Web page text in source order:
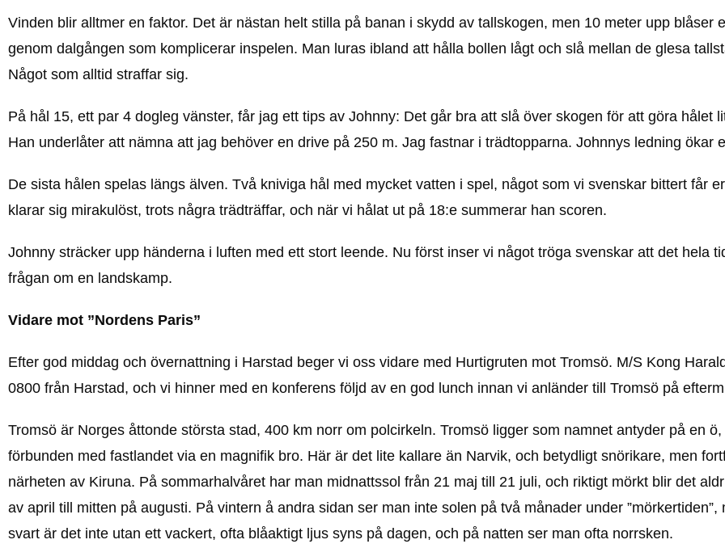
Vinden blir alltmer en faktor. Det är nästan helt stilla på banan i skydd av tallskogen, men 10 meter upp blåser
genom dalgången som komplicerar inspelen. Man luras ibland att hålla bollen lågt och slå mellan de glesa
Något som alltid straffar sig.
På hål 15, ett par 4 dogleg vänster, får jag ett tips av Johnny: Det går bra att slå över skogen för att göra hålet
Han underlåter att nämna att jag behöver en drive på 250 m. Jag fastnar i trädtopparna. Johnnys ledning ökar
De sista hålen spelas längs älven. Två kniviga hål med mycket vatten i spel, något som vi svenskar bittert får
klarar sig mirakulöst, trots några trädträffar, och när vi hålat ut på 18:e summerar han scoren.
Johnny sträcker upp händerna i luften med ett stort leende. Nu först inser vi något tröga svenskar att det hela
frågan om en landskamp.
Vidare mot ”Nordens Paris”
Efter god middag och övernattning i Harstad beger vi oss vidare med Hurtigruten mot Tromsö. M/S Kong
0800 från Harstad, och vi hinner med en konferens följd av en god lunch innan vi anländer till Tromsö på
Tromsö är Norges åttonde största stad, 400 km norr om polcirkeln. Tromsö ligger som namnet antyder på en
förbunden med fastlandet via en magnifik bro. Här är det lite kallare än Narvik, och betydligt snörikare, men
närheten av Kiruna. På sommarhalvåret har man midnattssol från 21 maj till 21 juli, och riktigt mörkt blir det
av april till mitten på augusti. På vintern å andra sidan ser man inte solen på två månader under ”mörkertiden”,
svart är det inte utan ett vackert, ofta blåaktigt ljus syns på dagen, och på natten ser man ofta norrsken.